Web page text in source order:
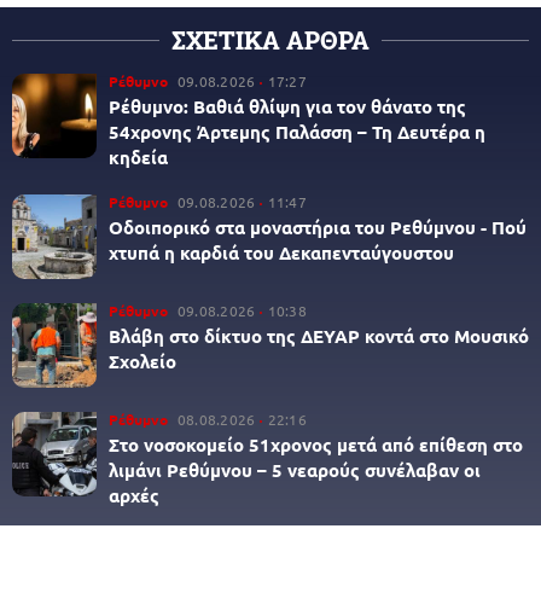
ΣΧΕΤΙΚΑ ΑΡΘΡΑ
Ρέθυμνο 09.08.2026 17:27
Ρέθυμνο: Βαθιά θλίψη για τον θάνατο της
54χρονης Άρτεμης Παλάσση – Τη Δευτέρα η
κηδεία
Ρέθυμνο 09.08.2026 11:47
Οδοιπορικό στα μοναστήρια του Ρεθύμνου - Πού
χτυπά η καρδιά του Δεκαπενταύγουστου
Ρέθυμνο 09.08.2026 10:38
Βλάβη στο δίκτυο της ΔΕΥΑΡ κοντά στο Μουσικό
Σχολείο
Ρέθυμνο 08.08.2026 22:16
Στο νοσοκομείο 51χρονος μετά από επίθεση στο
λιμάνι Ρεθύμνου – 5 νεαρούς συνέλαβαν οι
αρχές